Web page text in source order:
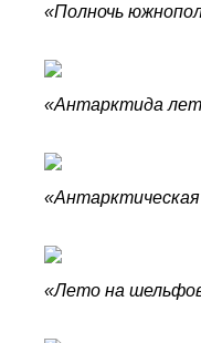
«Полночь
«Антарктида
«Лето на